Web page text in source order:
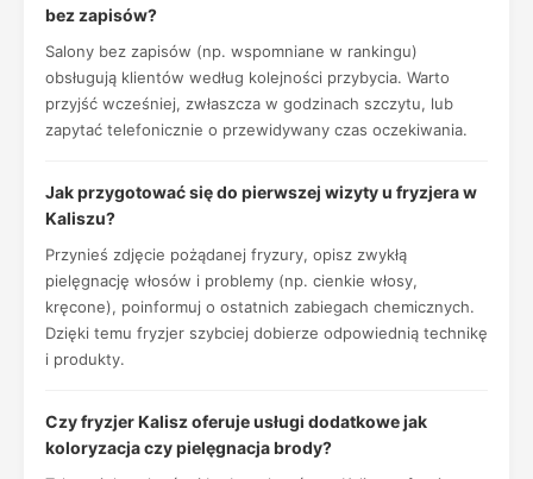
bez zapisów?
Salony bez zapisów (np. wspomniane w rankingu)
obsługują klientów według kolejności przybycia. Warto
przyjść wcześniej, zwłaszcza w godzinach szczytu, lub
zapytać telefonicznie o przewidywany czas oczekiwania.
Jak przygotować się do pierwszej wizyty u fryzjera w
Kaliszu?
Przynieś zdjęcie pożądanej fryzury, opisz zwykłą
pielęgnację włosów i problemy (np. cienkie włosy,
kręcone), poinformuj o ostatnich zabiegach chemicznych.
Dzięki temu fryzjer szybciej dobierze odpowiednią technikę
i produkty.
Czy fryzjer Kalisz oferuje usługi dodatkowe jak
koloryzacja czy pielęgnacja brody?